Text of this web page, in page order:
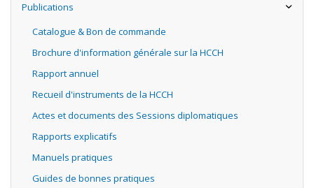
Publications
Catalogue & Bon de commande
Brochure d'information générale sur la HCCH
Rapport annuel
Recueil d'instruments de la HCCH
Actes et documents des Sessions diplomatiques
Rapports explicatifs
Manuels pratiques
Guides de bonnes pratiques